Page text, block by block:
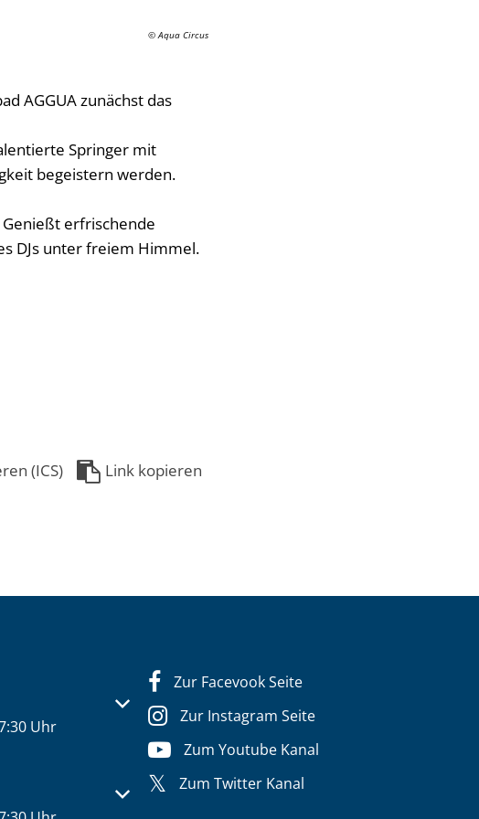
© Aqua Circus
AGGUA zunächst das
Springer mit
begeistern werden.
Genießt erfrischende
DJs unter freiem Himmel.
(ICS) Link kopieren
Öffnungs- oder Schließzeiten auszublenden
Uhr
Öffnungs- oder Schließzeiten auszublenden
Zur Facevook Seite
Zur Instagram Seite
Zum Youtube Kanal
Zum Twitter Kanal